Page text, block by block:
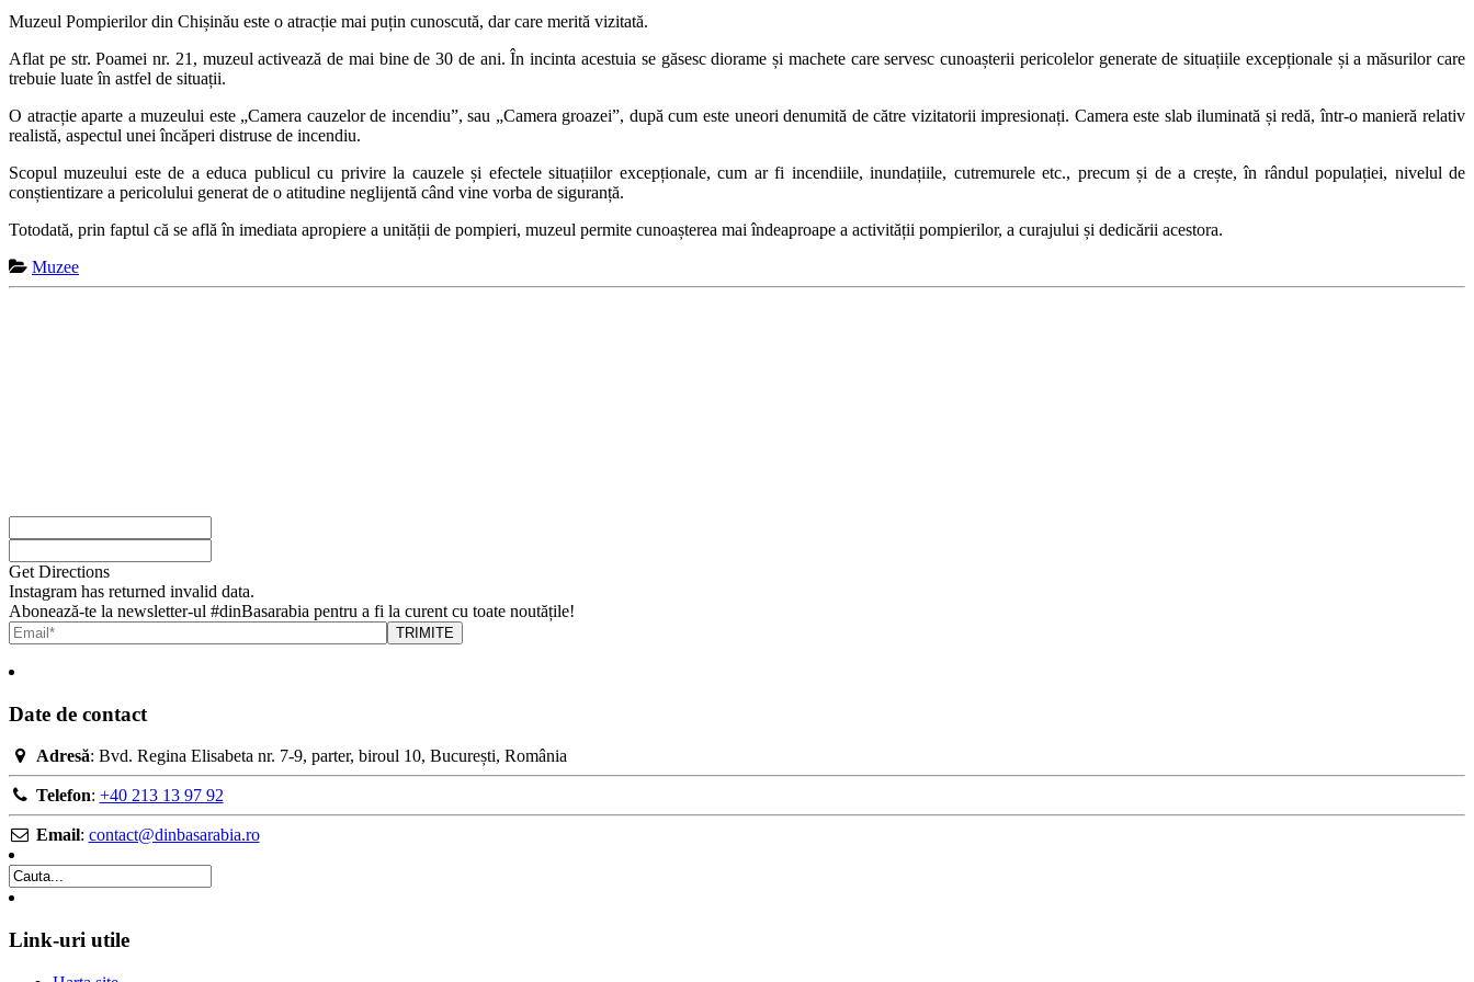
Muzeul Pompierilor din Chișinău este o atracție mai puțin cunoscută, dar care merită vizitată.
Aflat pe str. Poamei nr. 21, muzeul activează de mai bine de 30 de ani. În incinta acestuia se găsesc diorame și machete care servesc cunoașterii pericolelor generate de situațiile excepționale și a măsurilor care
trebuie luate în astfel de situații.
O atracție aparte a muzeului este „Camera cauzelor de incendiu”, sau „Camera groazei”, după cum este uneori denumită de către vizitatorii impresionați. Camera este slab iluminată și redă, într-o manieră relativ
realistă, aspectul unei încăperi distruse de incendiu.
Scopul muzeului este de a educa publicul cu privire la cauzele și efectele situațiilor excepționale, cum ar fi incendiile, inundațiile, cutremurele etc., precum și de a crește, în rândul populației, nivelul de
conștientizare a pericolului generat de o atitudine neglijentă când vine vorba de siguranță.
Totodată, prin faptul că se află în imediata apropiere a unității de pompieri, muzeul permite cunoașterea mai îndeaproape a activității pompierilor, a curajului și dedicării acestora.
Muzee
Get Directions
Instagram has returned invalid data.
Abonează-te la newsletter-ul #dinBasarabia pentru a fi la curent cu toate noutățile!
Date de contact
Adresă: Bvd. Regina Elisabeta nr. 7-9, parter, biroul 10, București, România
Telefon: +40 213 13 97 92
Email: contact@dinbasarabia.ro
Link-uri utile